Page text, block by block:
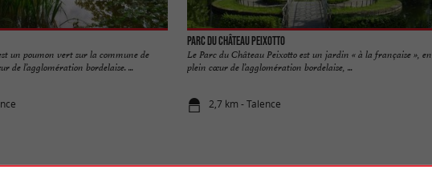
un poumon vert sur la commune de
de l’agglomération bordelaise. ...
Parc du Château Peixotto
Le Parc du Château Peixotto est un jardin « à la française », en
plein cœur de l’agglomération bordelaise, ...
2,7 km - Talence